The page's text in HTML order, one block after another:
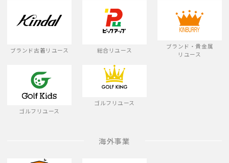
ブランド古着リユース 総合リユース
ブランド・貴金属
リユース
ゴルフリユース
ゴルフリユース
海外事業